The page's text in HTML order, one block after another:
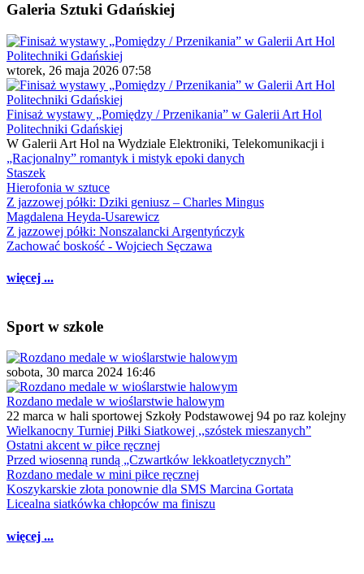
Galeria Sztuki Gdańskiej
wtorek, 26 maja 2026 07:58
Finisaż wystawy „Pomiędzy / Przenikania” w Galerii Art Hol
Politechniki Gdańskiej
W Galerii Art Hol na Wydziale Elektroniki, Telekomunikacji i
„Racjonalny” romantyk i mistyk epoki danych
Staszek
Hierofonia w sztuce
Z jazzowej półki: Dziki geniusz – Charles Mingus
Magdalena Heyda-Usarewicz
Z jazzowej półki: Nonszalancki Argentyńczyk
Zachować boskość - Wojciech Sęczawa
więcej ...
Sport w szkole
sobota, 30 marca 2024 16:46
Rozdano medale w wioślarstwie halowym
22 marca w hali sportowej Szkoły Podstawowej 94 po raz kolejny
Wielkanocny Turniej Piłki Siatkowej ,,szóstek mieszanych”
Ostatni akcent w piłce ręcznej
Przed wiosenną rundą „Czwartków lekkoatletycznych”
Rozdano medale w mini piłce ręcznej
Koszykarskie złota ponownie dla SMS Marcina Gortata
Licealna siatkówka chłopców ma finiszu
więcej ...